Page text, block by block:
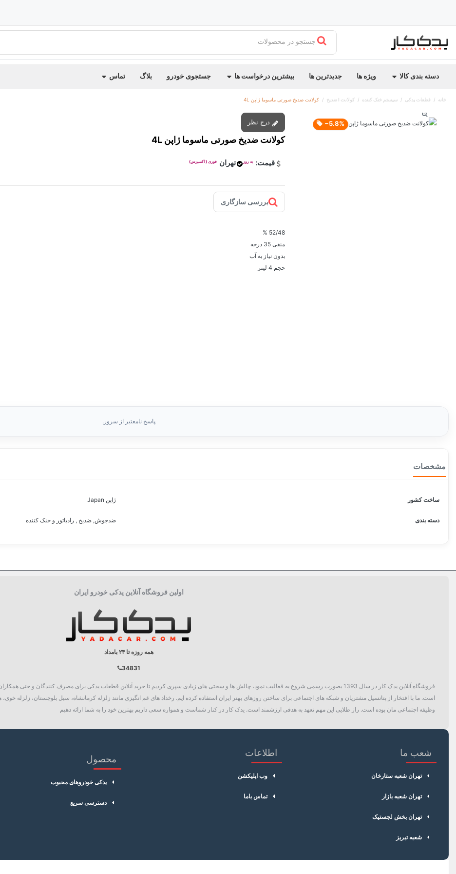
جستجو در محصولات
دسته بندی کالا ویژه ها جدیدترین ها بیشترین درخواست ها جستجوی خودرو بلاگ تماس
خانه قطعات یدکی سیستم خنک کننده کولانت I ضدیخ کولانت ضدیخ صورتی ماسوما ژاپن 4L
‎−5.8%
کولانت ضدیخ صورتی ماسوما ژاپن 4L
قیمت: به روز تهران فوری ( اکسپرس)
بررسی سازگاری
52/48 %
منفی 35 درجه
بدون نیاز به آب
حجم 4 لیتر
پاسخ نامعتبر از سرور.
مشخصات
ساخت کشور ژاپن Japan
دسته بندی ضدجوش, ضدیخ , رادیاتور و خنک کننده
اولین فروشگاه آنلاین یدکی خودرو ایران
همه روزه تا ۲۴ بامداد
34831
فروشگاه آنلاین یدک کار در سال 1393 بصورت رسمی شروع به فعالیت نمود، چالش ها و سختی های زیادی سپری کردیم تا خرید آنلاین قطعات یدکی برای مصرف کنندگان و
است. ما با افتخار از پتانسیل مشتریان و شبکه های اجتماعی برای ساختن روزهای بهتر ایران استفاده کرده ایم. رخداد های غم انگیزی مانند زلزله کرمانشاه، سیل بلوچستان، زلزله
وظیفه اجتماعی مان بوده است. راز طلایی این مهم تعهد به هدفی ارزشمند است. یدک کار در کنار شماست و همواره سعی داریم بهترین خود را به شما ارائه دهیم
شعب ما
تهران شعبه ستارخان
تهران شعبه بازار
تهران بخش لجستیک
شعبه تبریز
اطلاعات
وب اپلیکشن
تماس باما
محصول
یدکی خودروهای محبوب
دسترسی سریع